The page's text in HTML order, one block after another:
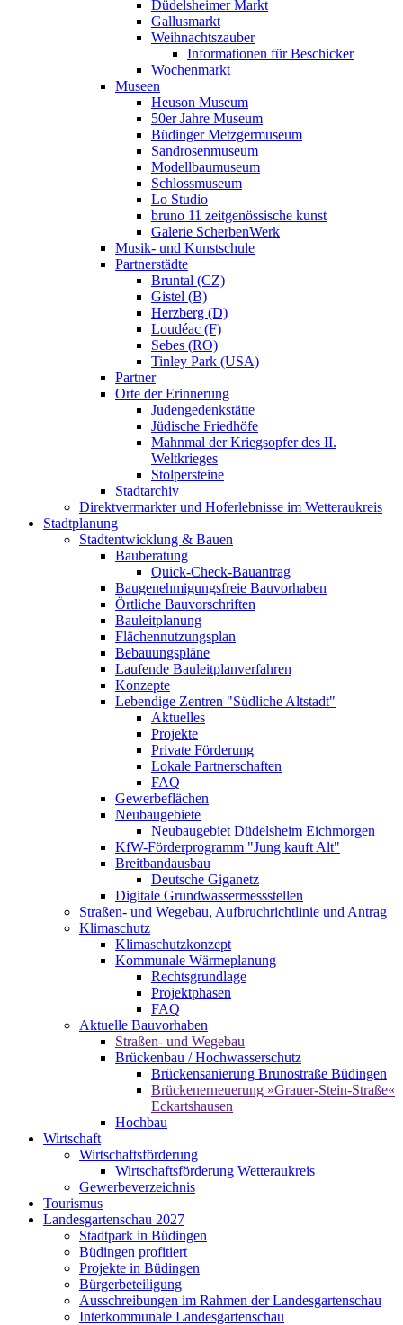
Düdelsheimer Markt
Gallusmarkt
Weihnachtszauber
Informationen für Beschicker
Wochenmarkt
Museen
Heuson Museum
50er Jahre Museum
Büdinger Metzgermuseum
Sandrosenmuseum
Modellbaumuseum
Schlossmuseum
Lo Studio
bruno 11 zeitgenössische kunst
Galerie ScherbenWerk
Musik- und Kunstschule
Partnerstädte
Bruntal (CZ)
Gistel (B)
Herzberg (D)
Loudéac (F)
Sebes (RO)
Tinley Park (USA)
Partner
Orte der Erinnerung
Judengedenkstätte
Jüdische Friedhöfe
Mahnmal der Kriegsopfer des II.
Weltkrieges
Stolpersteine
Stadtarchiv
Direktvermarkter und Hoferlebnisse im Wetteraukreis
Stadtplanung
Stadtentwicklung & Bauen
Bauberatung
Quick-Check-Bauantrag
Baugenehmigungsfreie Bauvorhaben
Örtliche Bauvorschriften
Bauleitplanung
Flächennutzungsplan
Bebauungspläne
Laufende Bauleitplanverfahren
Konzepte
Lebendige Zentren "Südliche Altstadt"
Aktuelles
Projekte
Private Förderung
Lokale Partnerschaften
FAQ
Gewerbeflächen
Neubaugebiete
Neubaugebiet Düdelsheim Eichmorgen
KfW-Förderprogramm "Jung kauft Alt"
Breitbandausbau
Deutsche Giganetz
Digitale Grundwassermessstellen
Straßen- und Wegebau, Aufbruchrichtlinie und Antrag
Klimaschutz
Klimaschutzkonzept
Kommunale Wärmeplanung
Rechtsgrundlage
Projektphasen
FAQ
Aktuelle Bauvorhaben
Straßen- und Wegebau
Brückenbau / Hochwasserschutz
Brückensanierung Brunostraße Büdingen
Brückenerneuerung »Grauer-Stein-Straße«
Eckartshausen
Hochbau
Wirtschaft
Wirtschaftsförderung
Wirtschaftsförderung Wetteraukreis
Gewerbeverzeichnis
Tourismus
Landesgartenschau 2027
Stadtpark in Büdingen
Büdingen profitiert
Projekte in Büdingen
Bürgerbeteiligung
Ausschreibungen im Rahmen der Landesgartenschau
Interkommunale Landesgartenschau